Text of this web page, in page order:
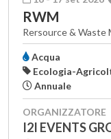
RWM
Rersource & Waste
Acqua
Ecologia-
Annuale
ORGANIZZATORE
I2I EVENTS